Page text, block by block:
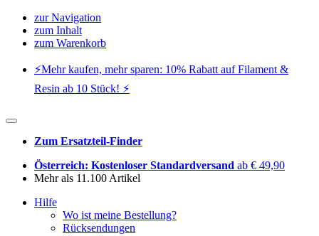
zur Navigation
zum Inhalt
zum Warenkorb
⚡️Mehr kaufen, mehr sparen: 10% Rabatt auf Filament &
Resin ab 10 Stück! ⚡️
Zum Ersatzteil-Finder
Österreich: Kostenloser Standardversand ab € 49,90
Mehr als 11.100 Artikel
Hilfe
Wo ist meine Bestellung?
Rücksendungen